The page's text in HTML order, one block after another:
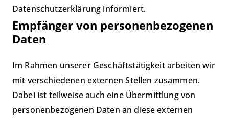
Datenschutzerklärung informiert.
Empfänger von personenbezogenen
Daten
Im Rahmen unserer Geschäftstätigkeit arbeiten wir
mit verschiedenen externen Stellen zusammen.
Dabei ist teilweise auch eine Übermittlung von
personenbezogenen Daten an diese externen